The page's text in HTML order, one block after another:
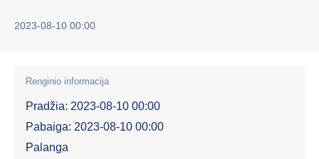
2023-08-10 00:00
Renginio informacija
Pradžia: 2023-08-10 00:00
Pabaiga: 2023-08-10 00:00
Palanga